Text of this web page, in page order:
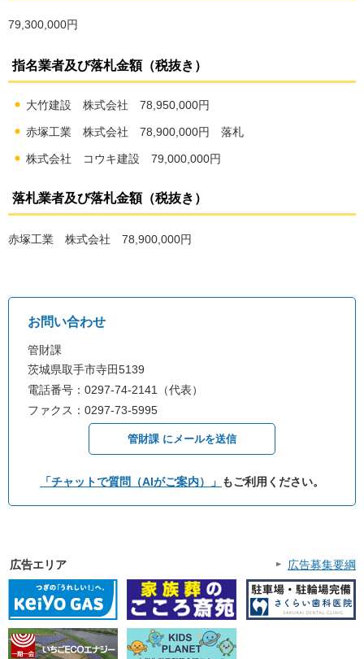
79,300,000円
指名業者及び落札金額（税抜き）
大竹建設 株式会社 78,950,000円
赤塚工業 株式会社 78,900,000円 落札
株式会社 コウキ建設 79,000,000円
落札業者及び落札金額（税抜き）
赤塚工業 株式会社 78,900,000円
お問い合わせ
管財課
茨城県取手市寺田5139
電話番号：0297-74-2141（代表）
ファクス：0297-73-5995
管財課 にメールを送信
「チャットで質問（AIがご案内）」 もご利用ください。
広告エリア 広告募集要綱